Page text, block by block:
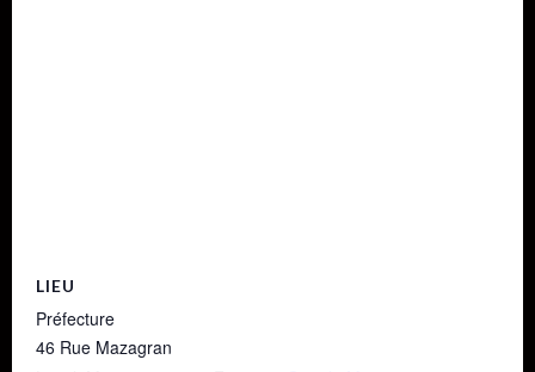
LIEU
Préfecture
46 Rue Mazagran